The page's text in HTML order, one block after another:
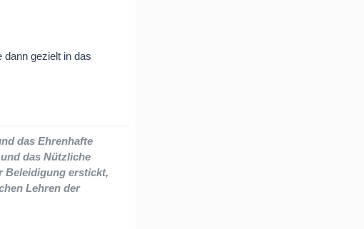
dann gezielt in das
das Ehrenhafte
das Nützliche
Beleidigung erstickt,
Lehren der